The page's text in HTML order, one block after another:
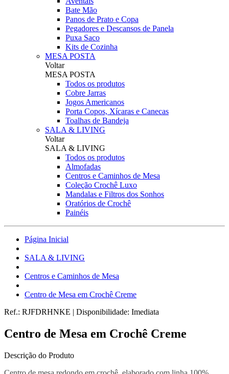
Bate Mão
Panos de Prato e Copa
Pegadores e Descansos de Panela
Puxa Saco
Kits de Cozinha
MESA POSTA
Voltar
MESA POSTA
Todos os produtos
Cobre Jarras
Jogos Americanos
Porta Copos, Xícaras e Canecas
Toalhas de Bandeja
SALA & LIVING
Voltar
SALA & LIVING
Todos os produtos
Almofadas
Centros e Caminhos de Mesa
Coleção Crochê Luxo
Mandalas e Filtros dos Sonhos
Oratórios de Crochê
Painéis
Página Inicial
SALA & LIVING
Centros e Caminhos de Mesa
Centro de Mesa em Crochê Creme
Ref.: RJFDRHNKE | Disponibilidade: Imediata
Centro de Mesa em Crochê Creme
Descrição do Produto